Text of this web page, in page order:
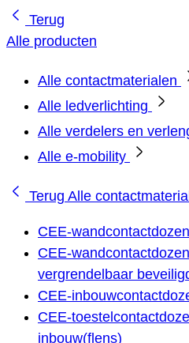
Terug
Alle producten
Alle contactmaterialen
Alle ledverlichting
Alle verdelers en
Alle e-mobility
Terug Alle
CEE-wandcontactdozen
CEE-
vergrendelbaar
CEE-
CEE-
inbouw(flens)